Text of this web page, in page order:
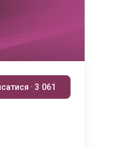
Підписатися · 3 061